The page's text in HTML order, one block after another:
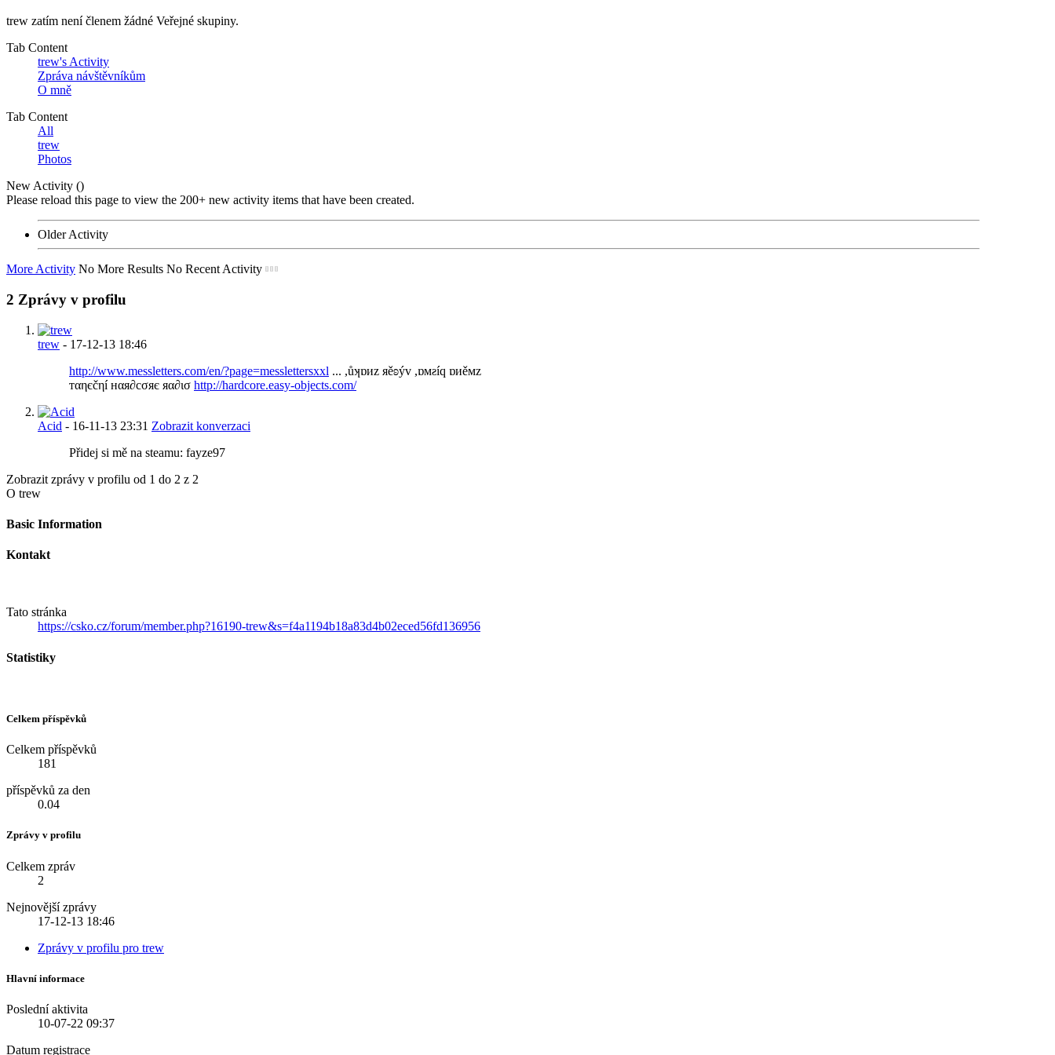
trew zatím není členem žádné Veřejné skupiny.
Tab Content
trew's Activity
Zpráva návštěvníkům
O mně
Tab Content
All
trew
Photos
New Activity ()
Please reload this page to view the 200+ new activity items that have been created.
Older Activity
More Activity No More Results No Recent Activity
2 Zprávy v profilu
trew - 17-12-13 18:46
http://www.messletters.com/en/?page=messlettersxxl ... ,ůʞɒиz яěʚýv ,ɒмƨíq ɒиěмz
тαηєčηí нαя∂cσяє яα∂ισ http://hardcore.easy-objects.com/
Acid - 16-11-13 23:31 Zobrazit konverzaci
Přidej si mě na steamu: fayze97
Zobrazit zprávy v profilu od 1 do 2 z 2
O trew
Basic Information
Kontakt
Tato stránka
https://csko.cz/forum/member.php?16190-trew&s=f4a1194b18a83d4b02eced56fd136956
Statistiky
Celkem příspěvků
Celkem příspěvků
181
příspěvků za den
0.04
Zprávy v profilu
Celkem zpráv
2
Nejnovější zprávy
17-12-13 18:46
Zprávy v profilu pro trew
Hlavní informace
Poslední aktivita
10-07-22 09:37
Datum registrace